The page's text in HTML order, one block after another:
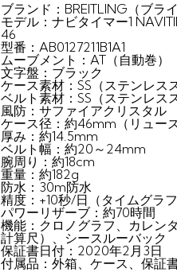
ブランド：BREITLING（ブラ
モデル：ナビタイマー1
46
型番：AB0127211B1A1
ムーブメント：AT（自動巻）
文字盤：ブラック
ケース素材：SS（ステンレス
ベルト素材：SS（ステンレス
風防：サファイアクリスタル
ケース径：約46mm（リューズ
厚み：約14.5mm
ベルト幅：約20～24mm
腕周り：約18cm
重量：約182g
防水：30m防水
精度：+10秒/日（タイムグラフ
パワーリザーブ：約70時間
機能：クロノグラフ、カレン
計算尺）、シースルーバック
保証書日付：2020年2月3日
付属品：外箱、ケース、保証